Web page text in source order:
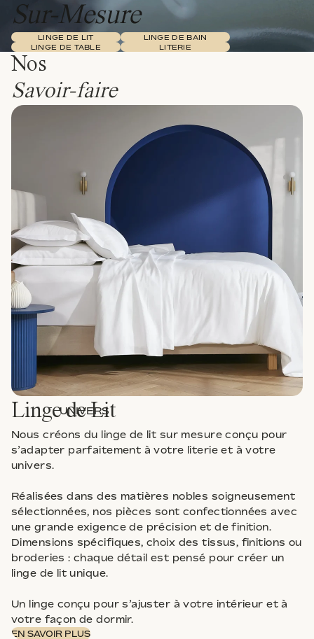
UNIVERS
Sur-Mesure
LINGE DE LIT
LINGE DE BAIN
LINGE DE TABLE
LITERIE
Nos
Savoir-faire
Linge de Lit
Nous créons du linge de lit sur mesure conçu pour
s’adapter parfaitement à votre literie et à votre
univers.
Réalisées dans des matières nobles soigneusement
sélectionnées, nos pièces sont confectionnées avec
une grande exigence de précision et de finition.
Dimensions spécifiques, choix des tissus, finitions ou
broderies : chaque détail est pensé pour créer un
linge de lit unique.
Un linge conçu pour s’ajuster à votre intérieur et à
votre façon de dormir.
EN SAVOIR PLUS